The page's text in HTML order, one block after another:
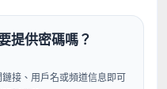
提供密碼嗎？
接、用戶名或頻道信息即可